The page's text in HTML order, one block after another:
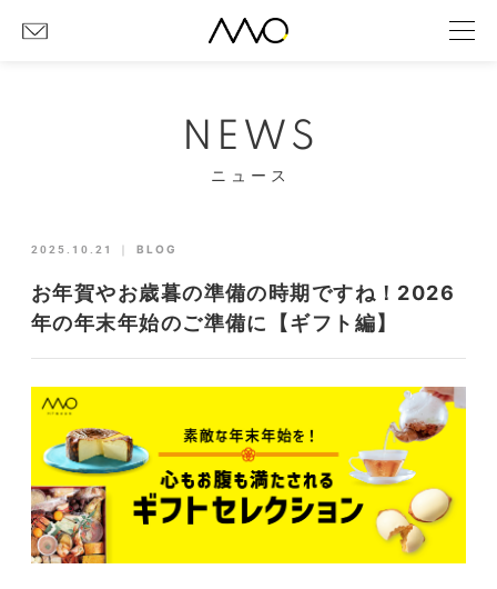
NEWS
ニュース
2025.10.21 ｜ BLOG
お年賀やお歳暮の準備の時期ですね！2026
年の年末年始のご準備に【ギフト編】